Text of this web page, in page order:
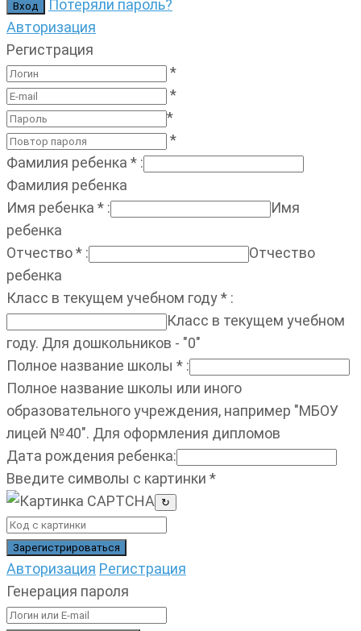
Потеряли пароль?
Авторизация
Регистрация
*
*
*
*
Фамилия ребенка * :
Фамилия ребенка
Имя ребенка * :
Имя
ребенка
Отчество* :
Отчество
ребенка
Класс в текущем учебном году* :
Класс в текущем учебном
году. Для дошкольников - "0"
Полное название школы * :
Полное название школы или иного
образовательного учреждения, например "МБОУ
лицей №40". Для оформления дипломов
Дата рождения ребенка:
Введите символы с картинки *
↻
Авторизация Регистрация
Генерация пароля